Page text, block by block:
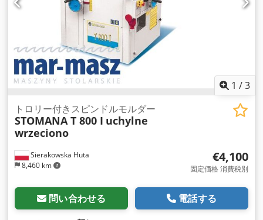
1 /3
Sierakowska Huta
8,460 km
トロリー付きスピンドルモルダー
STOMANA T 800 I uchylne
wrzeciono
€4,100
固定価格 消費税別
問い合わせる 電話する